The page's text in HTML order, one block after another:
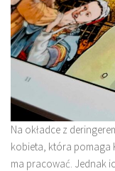
Na okładce z
kobieta, która pomaga
ma pracować. Jednak